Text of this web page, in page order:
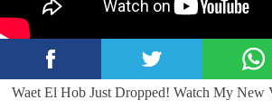
اشتهرت كارول أكثر في البومه "" اضواء الشهرة"" واخره أشهر
و""مالكة علي الارض"" لي صباح من مسلسل صباح الشحرورة.
Waet El Hob Just Dropped! Watch My New